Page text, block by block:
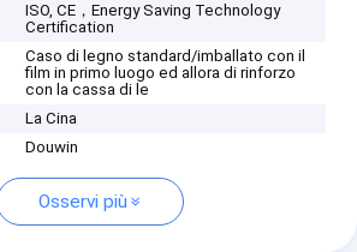
ISO, CE，Energy Saving Technology
Certification
Caso di legno standard/imballato con il
film in primo luogo ed allora di rinforzo
con la cassa di le
La Cina
Douwin
Osservi più